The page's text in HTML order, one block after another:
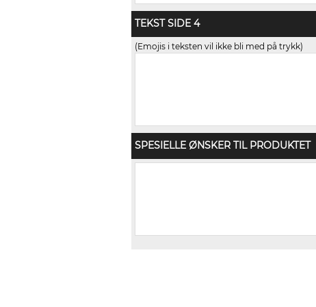
TEKST SIDE 4
(Emojis i teksten vil ikke bli med på trykk)
SPESIELLE ØNSKER TIL PRODUKTET